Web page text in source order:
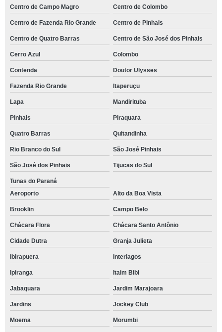
Centro de Campo Magro Centro de Colombo
Centro de Fazenda Rio Grande Centro de Pinhais
Centro de Quatro Barras Centro de São José dos Pinhais
Cerro Azul Colombo
Contenda Doutor Ulysses
Fazenda Rio Grande Itaperuçu
Lapa Mandirituba
Pinhais Piraquara
Quatro Barras Quitandinha
Rio Branco do Sul São José Pinhais
São José dos Pinhais Tijucas do Sul
Tunas do Paraná
Aeroporto
Alto da Boa Vista
Brooklin Campo Belo
Chácara Flora Chácara Santo Antônio
Cidade Dutra Granja Julieta
Ibirapuera Interlagos
Ipiranga Itaim Bibi
Jabaquara Jardim Marajoara
Jardins Jockey Club
Moema Morumbi